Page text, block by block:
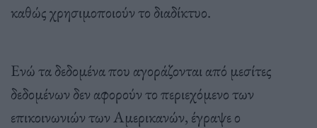
καθώς χρησιμοποιούν το διαδίκτυο.
Ενώ τα δεδομένα που αγοράζονται από μεσίτες
δεδομένων δεν αφορούν το περιεχόμενο των
επικοινωνιών των Αμερικανών, έγραψε ο